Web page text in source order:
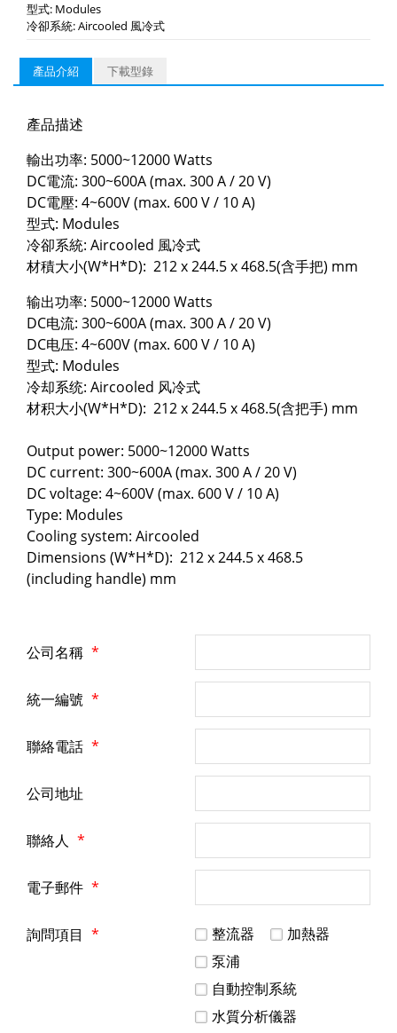
型式: Modules
冷卻系統: Aircooled 風冷式
產品介紹 下載型錄
產品描述
輸出功率: 5000~12000 Watts
DC電流: 300~600A (max. 300 A / 20 V)
DC電壓: 4~600V (max. 600 V / 10 A)
型式: Modules
冷卻系統: Aircooled 風冷式
材積大小(W*H*D): 212 x 244.5 x 468.5(含手把) mm
输出功率: 5000~12000 Watts
DC电流: 300~600A (max. 300 A / 20 V)
DC电压: 4~600V (max. 600 V / 10 A)
型式: Modules
冷却系统: Aircooled 风冷式
材积大小(W*H*D): 212 x 244.5 x 468.5(含把手) mm
Output power: 5000~12000 Watts
DC current: 300~600A (max. 300 A / 20 V)
DC voltage: 4~600V (max. 600 V / 10 A)
Type: Modules
Cooling system: Aircooled
Dimensions (W*H*D): 212 x 244.5 x 468.5
(including handle) mm
公司名稱 *
統一編號 *
聯絡電話 *
公司地址
聯絡人 *
電子郵件 *
詢問項目 * 整流器
加熱器
泵浦
自動控制系統
水質分析儀器